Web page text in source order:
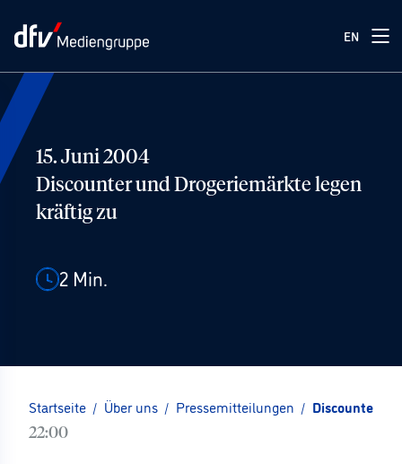
EN
15. Juni 2004
Discounter und Drogeriemärkte legen
kräftig zu
2 Min.
Startseite / Über uns / Pressemitteilungen / Discounter
22:00